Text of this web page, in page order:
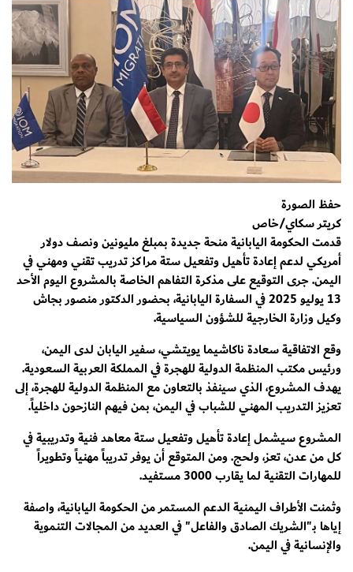
حفظ الصورة
كريتر سكاي/خاص
قدمت الحكومة اليابانية منحة جديدة بمبلغ مليونين ونصف دولار
أمريكي لدعم إعادة تأهيل وتفعيل ستة مراكز تدريب تقني ومهني في
اليمن. جرى التوقيع على مذكرة التفاهم الخاصة بالمشروع اليوم الأحد
13 يوليو 2025 في السفارة اليابانية، بحضور الدكتور منصور بجاش
وكيل وزارة الخارجية للشؤون السياسية.
وقع الاتفاقية سعادة ناكاشيما يويتشي، سفير اليابان لدى اليمن،
ورئيس مكتب المنظمة الدولية للهجرة في المملكة العربية السعودية.
يهدف المشروع، الذي سينفذ بالتعاون مع المنظمة الدولية للهجرة، إلى
تعزيز التدريب المهني للشباب في اليمن، بمن فيهم النازحون داخلياً.
المشروع سيشمل إعادة تأهيل وتفعيل ستة معاهد فنية وتدريبية في
كل من عدن، تعز، ولحج. ومن المتوقع أن يوفر تدريباً مهنياً وتطويراً
للمهارات التقنية لما يقارب 3000 مستفيد.
وثمنت الأطراف اليمنية الدعم المستمر من الحكومة اليابانية، واصفة
إياها بـ"الشريك الصادق والفاعل" في العديد من المجالات التنموية
والإنسانية في اليمن.